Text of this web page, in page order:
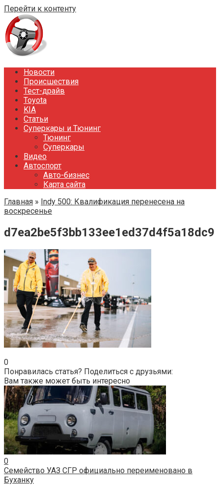
Перейти к контенту
Новости
Происшествия
Тест-драйв
Toyota
KIA
Статьи
Суперкары и Тюнинг
Тюнинг
Суперкары
Видео
Автоспорт
Авто-бизнес
Карта сайта
Главная » Indy 500: Квалификация перенесена на
воскресенье
d7ea2be5f3bb133ee1ed37d4f5a18dc9
0
Понравилась статья? Поделиться с друзьями:
Вам также может быть интересно
0
Семейство УАЗ СГР официально переименовано в
Буханку